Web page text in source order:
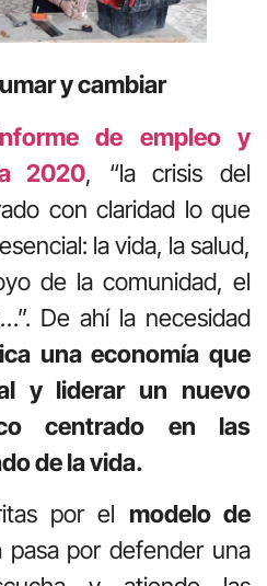
y cambiar
de empleo y
2020, “la
crisis del
con claridad lo que
la vida, la salud,
de la comunidad, el
De ahí la necesidad
una economía que
y liderar un nuevo
centrado en las
de la vida.
por el modelo de
pasa por defender una